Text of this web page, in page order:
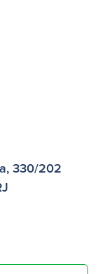
330/202